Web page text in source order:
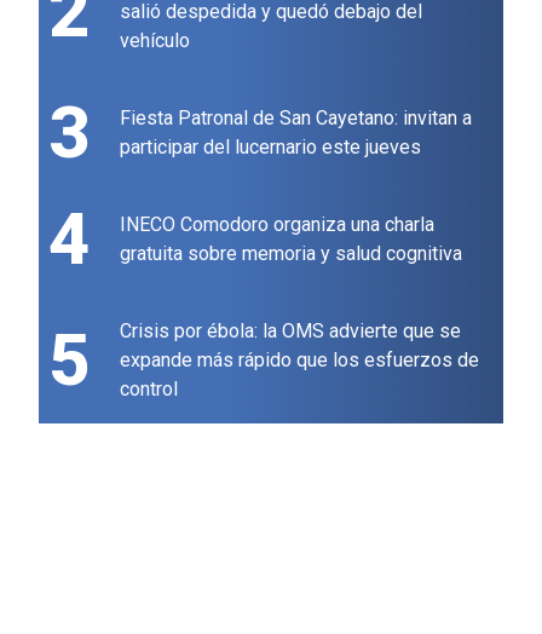
salió despedida y quedó debajo del
vehículo
3
Fiesta Patronal de San Cayetano: invitan a
participar del lucernario este jueves
4
INECO Comodoro organiza una charla
gratuita sobre memoria y salud cognitiva
5
Crisis por ébola: la OMS advierte que se
expande más rápido que los esfuerzos de
control